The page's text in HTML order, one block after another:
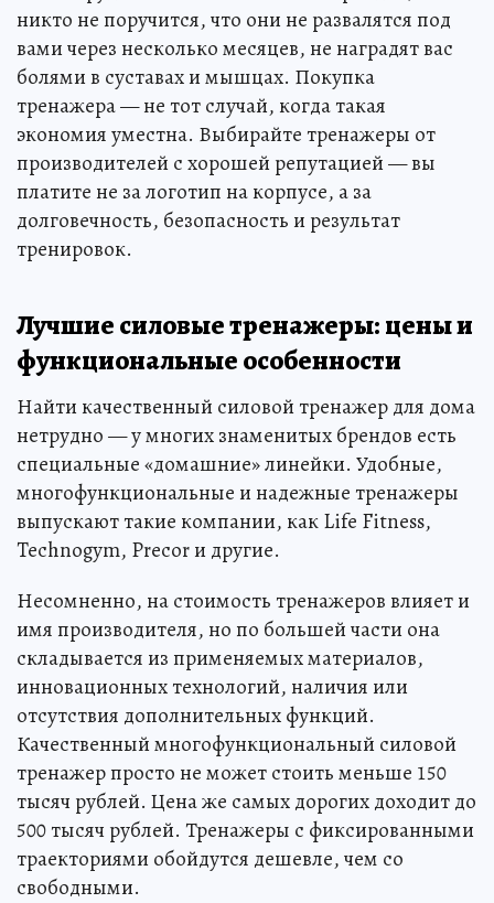
никто не поручится, что они не развалятся под
вами через несколько месяцев, не наградят вас
болями в суставах и мышцах. Покупка
тренажера — не тот случай, когда такая
экономия уместна. Выбирайте тренажеры от
производителей с хорошей репутацией — вы
платите не за логотип на корпусе, а за
долговечность, безопасность и результат
тренировок.
Лучшие силовые тренажеры: цены и
функциональные особенности
Найти качественный силовой тренажер для дома
нетрудно — у многих знаменитых брендов есть
специальные «домашние» линейки. Удобные,
многофункциональные и надежные тренажеры
выпускают такие компании, как Life Fitness,
Technogym, Precor и другие.
Несомненно, на стоимость тренажеров влияет и
имя производителя, но по большей части она
складывается из применяемых материалов,
инновационных технологий, наличия или
отсутствия дополнительных функций.
Качественный многофункциональный силовой
тренажер просто не может стоить меньше 150
тысяч рублей. Цена же самых дорогих доходит до
500 тысяч рублей. Тренажеры с фиксированными
траекториями обойдутся дешевле, чем со
свободными.